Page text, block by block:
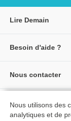
Lire Demain
Créer un compte
★ Avis clients
Besoin d'aide ?
Livraisons et
Nous contacter
Formulaire de
Siège social
Tous nos livres
Nous utilisons des
analytiques et de